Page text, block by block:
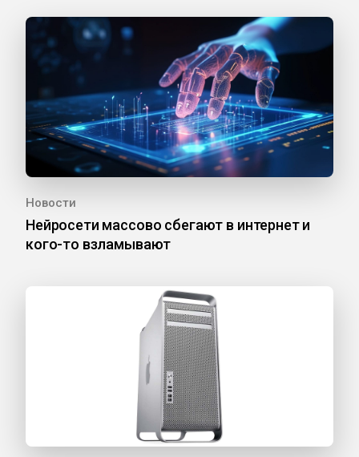
Новости
Нейросети массово сбегают в интернет и
кого-то взламывают